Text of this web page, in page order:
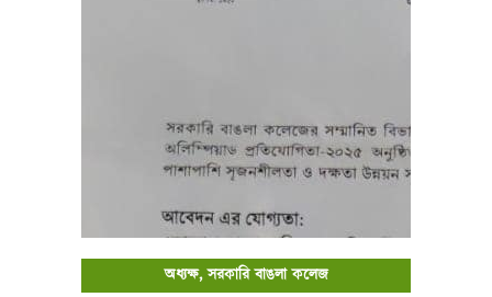
অধ্যক্ষ, সরকারি বাঙলা কলেজ